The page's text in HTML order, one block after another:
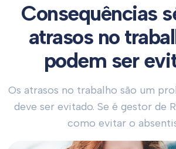
Consequências
atrasos no
podem ser
Os atrasos no trabalho são um
deve ser evitado. Se é gestor de
como evitar o